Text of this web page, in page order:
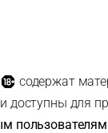
содержат
доступны для
пользователям